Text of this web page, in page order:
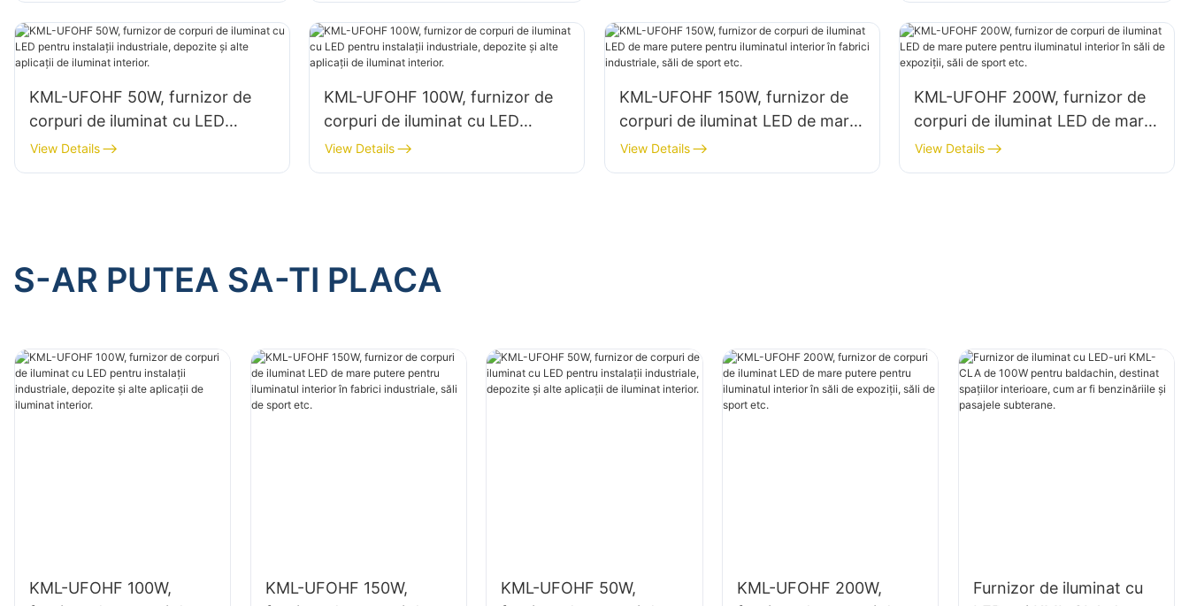
sport și depozite.
KML-UFOHF 50W, furnizor de
corpuri de iluminat cu LED
pentru instalații industriale,
depozite și alte aplicații de
View Details
KML-UFOHF 100W, furnizor de
corpuri de iluminat cu LED
pentru instalații industriale,
depozite și alte aplicații de
View Details
KML-UFOHF 150W, furnizor de
corpuri de iluminat LED de mare
putere pentru iluminatul interior
în fabrici industriale, săli de
View Details
KML-UFOHF 200W, furnizor de
corpuri de iluminat LED de mare
putere pentru iluminatul interior
în săli de expoziții, săli de sport
View Details
S-AR PUTEA SA-TI PLACA
KML-UFOHF 100W,
KML-UFOHF 150W,
KML-UFOHF 50W,
KML-UFOHF 200W,
Furnizor de iluminat cu